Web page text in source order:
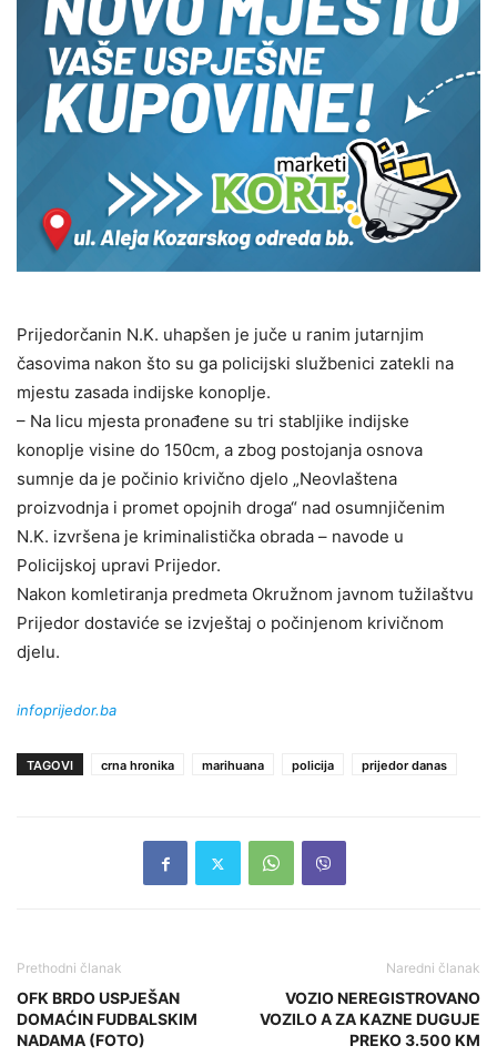
Prijedorčanin N.K. uhapšen je juče u ranim jutarnjim
časovima nakon što su ga policijski službenici zatekli na
mjestu zasada indijske konoplje.
– Na licu mjesta pronađene su tri stabljike indijske
konoplje visine do 150cm, a zbog postojanja osnova
sumnje da je počinio krivično djelo „Neovlaštena
proizvodnja i promet opojnih droga“ nad osumnjičenim
N.K. izvršena je kriminalistička obrada – navode u
Policijskoj upravi Prijedor.
Nakon komletiranja predmeta Okružnom javnom tužilaštvu
Prijedor dostaviće se izvještaj o počinjenom krivičnom
djelu.
infoprijedor.ba
TAGOVI crna hronika marihuana policija prijedor danas
Prethodni članak
OFK BRDO USPJEŠAN
DOMAĆIN FUDBALSKIM
NADAMA (FOTO)
Naredni članak
VOZIO NEREGISTROVANO
VOZILO A ZA KAZNE DUGUJE
PREKO 3.500 KM